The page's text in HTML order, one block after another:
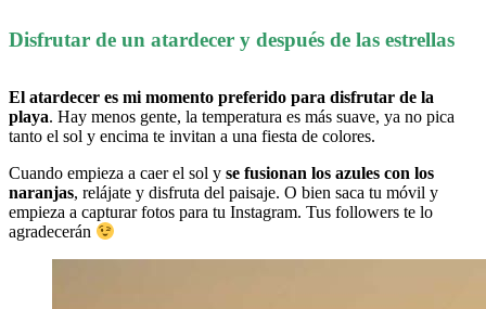
Disfrutar de un atardecer y después de las estrellas
El atardecer es mi momento preferido para disfrutar de la
playa. Hay menos gente, la temperatura es más suave, ya no pica
tanto el sol y encima te invitan a una fiesta de colores.
Cuando empieza a caer el sol y se fusionan los azules con los
naranjas, relájate y disfruta del paisaje. O bien saca tu móvil y
empieza a capturar fotos para tu Instagram. Tus followers te lo
agradecerán